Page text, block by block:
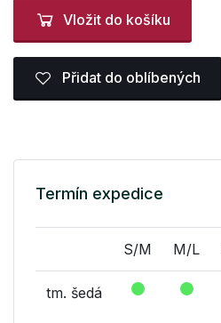
Vložit do košíku
Přidat do oblíbených
Termín expedice
S/M M/L
tm. šedá